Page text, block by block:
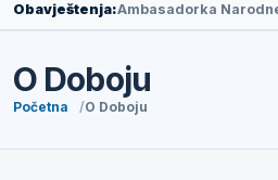
Obavještenja:
O Doboju
Početna O Doboju